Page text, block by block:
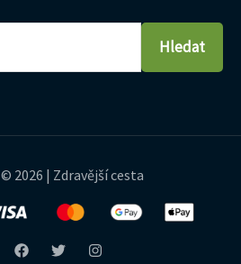
Hledat
2026 | Zdravější cesta